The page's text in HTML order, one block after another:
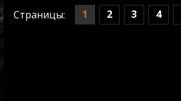
Страницы: 1 2 3 4